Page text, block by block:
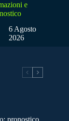
e
6 Agosto
2026
pronostico